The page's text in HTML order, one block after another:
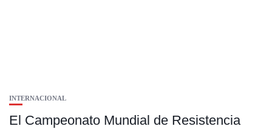
INTERNACIONAL
El Campeonato Mundial de Resistencia